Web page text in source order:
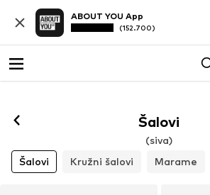
ABOUT YOU App
(152.700)
Šalovi
(siva)
Šalovi
Kružni šalovi Marame